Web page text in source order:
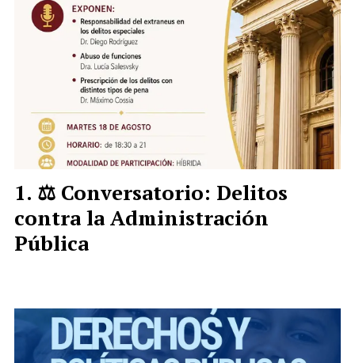
⚖️ Conversatorio: Delitos
contra la Administración
Pública